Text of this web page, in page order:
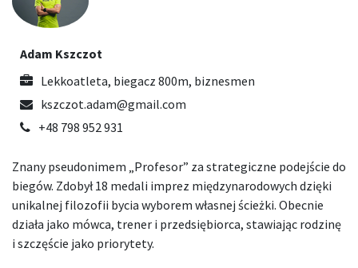
Adam Kszczot
Lekkoatleta, biegacz 800m, biznesmen
kszczot.adam@gmail.com
+48 798 952 931
Znany pseudonimem „Profesor” za strategiczne podejście do
biegów. Zdobył 18 medali imprez międzynarodowych dzięki
unikalnej filozofii bycia wyborem własnej ścieżki. Obecnie
działa jako mówca, trener i przedsiębiorca, stawiając rodzinę
i szczęście jako priorytety.